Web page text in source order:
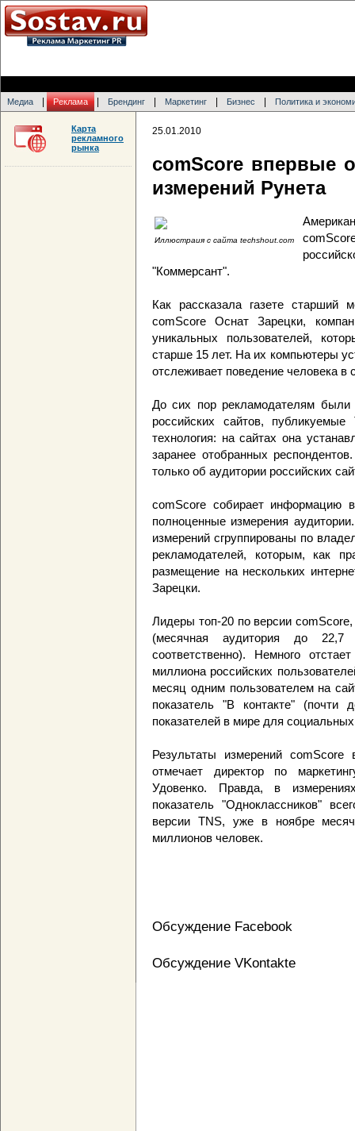
Медиа Реклама Брендинг Маркетинг Бизнес Политика и
25.01.2010
comScore впервые
измерений Рунета
Иллюстраия с сайта techshout.com
"Коммерсант".
Как рассказала газете старший
comScore Оснат Зарецки,
уникальных пользователей,
старше 15 лет. На их компьютеры
отслеживает поведение человека в
До сих пор рекламодателям
российских сайтов,
технология: на сайтах она
заранее отобранных
только об аудитории российских
comScore собирает информацию
полноценные измерения
измерений сгруппированы по
рекламодателей, которым, как
размещение на нескольких
Зарецки.
Лидеры топ-20 по версии
(месячная аудитория до
соответственно). Немного
миллиона российских
месяц одним пользователем на
показатель "В контакте"
показателей в мире для
Результаты измерений
отмечает директор по
Удовенко. Правда, в
показатель "Одноклассников"
версии TNS, уже в ноябре
миллионов человек.
Обсуждение Facebook
Обсуждение VKontakte
Карта
рекламного
рынка